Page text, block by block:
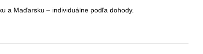
a Maďarsku – individuálne podľa dohody.